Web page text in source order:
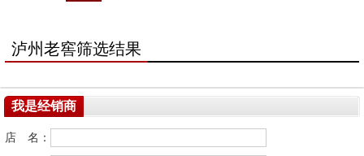
泸州老窖筛选结果
我是经销商
店 名：